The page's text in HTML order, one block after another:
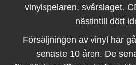
vinylspelaren, svårslaget.
nästintill dött
Försäljningen av vinyl har
senaste 10 åren. De